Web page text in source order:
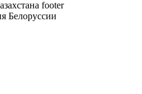
Белоруссии